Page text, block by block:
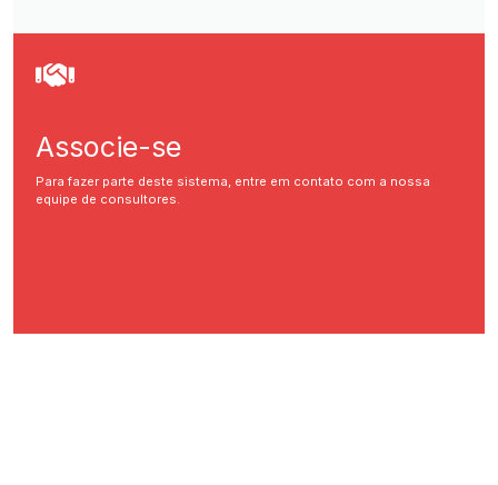
Associe-se
Para fazer parte deste sistema, entre em contato com a nossa
equipe de consultores.